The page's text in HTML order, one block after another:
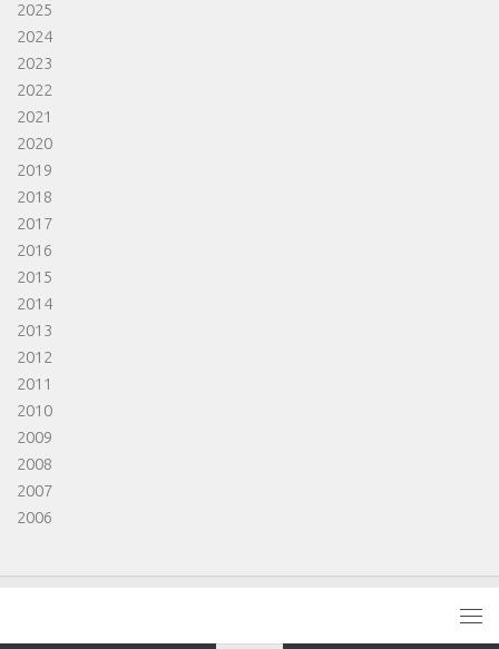
2025
2024
2023
2022
2021
2020
2019
2018
2017
2016
2015
2014
2013
2012
2011
2010
2009
2008
2007
2006